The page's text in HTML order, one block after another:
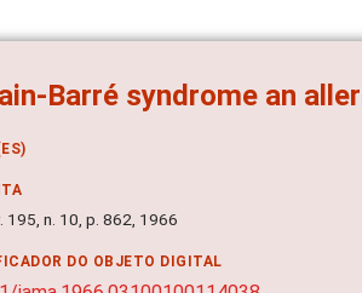
Barré syndrome an
195, n. 10, p. 862, 1966
DO OBJETO DIGITAL